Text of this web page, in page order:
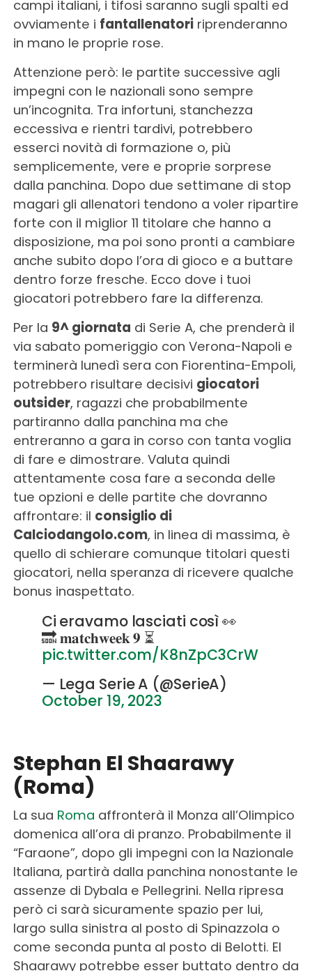
campi italiani, i tifosi saranno sugli spalti ed
ovviamente i fantallenatoririprenderanno
in mano le proprie rose.
Attenzione però: le partite successive agli
impegni con le nazionali sono sempre
un’incognita. Tra infortuni, stanchezza
eccessiva e rientri tardivi, potrebbero
esserci novità di formazione o, più
semplicemente, vere e proprie sorprese
dalla panchina. Dopo due settimane di stop
magari gli allenatori tendono a voler ripartire
forte con il miglior 11 titolare che hanno a
disposizione, ma poi sono pronti a cambiare
anche subito dopo l’ora di gioco e a buttare
dentro forze fresche. Ecco dove i tuoi
giocatori potrebbero fare la differenza.
Per la 9^ giornata di Serie A, che prenderà il
via sabato pomeriggio con Verona-Napoli e
terminerà lunedì sera con Fiorentina-Empoli,
potrebbero risultare decisivi giocatori
outsider, ragazzi che probabilmente
partiranno dalla panchina ma che
entreranno a gara in corso con tanta voglia
di fare e dimostrare. Valuta quindi
attentamente cosa fare a seconda delle
tue opzioni e delle partite che dovranno
affrontare: il consiglio di
Calciodangolo.com, in linea di massima, è
quello di schierare comunque titolari questi
giocatori, nella speranza di ricevere qualche
bonus inaspettato.
Ci eravamo lasciati così 👀
🔜 𝐦𝐚𝐭𝐜𝐡𝐰𝐞𝐞𝐤 𝟗 ⏳
pic.twitter.com/K8nZpC3CrW
— Lega Serie A (@SerieA)
October 19, 2023
Stephan El Shaarawy
(Roma)
La sua Roma affronterà il Monza all’Olimpico
domenica all’ora di pranzo. Probabilmente il
“Faraone”, dopo gli impegni con la Nazionale
Italiana, partirà dalla panchina nonostante le
assenze di Dybala e Pellegrini. Nella ripresa
però ci sarà sicuramente spazio per lui,
largo sulla sinistra al posto di Spinazzola o
come seconda punta al posto di Belotti. El
Shaarawy potrebbe esser buttato dentro da